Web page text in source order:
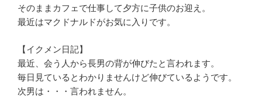
そのままカフェで仕事して夕方に子供のお迎え。
最近はマクドナルドがお気に入りです。
【イクメン日記】
最近、会う人から長男の背が伸びたと言われます。
毎日見ているとわかりませんけど伸びているようです。
次男は・・・言われません。